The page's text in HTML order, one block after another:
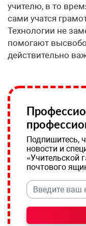
учителю, в то
сами учатся
Технологии не
помогают
действительно
Подпишитесь,
новости и
«Учительской
почтового